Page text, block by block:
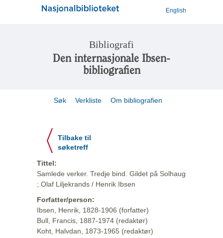
English
Bibliografi
Den internasjonale Ibsen-
bibliografien
Søk Verkliste Om bibliografien
Tilbake til
søketreff
Tittel:
Samlede verker. Tredje bind. Gildet på Solhaug
; Olaf Liljekrands / Henrik Ibsen
Forfatter/person:
Ibsen, Henrik, 1828-1906 (forfatter)
Bull, Francis, 1887-1974 (redaktør)
Koht, Halvdan, 1873-1965 (redaktør)